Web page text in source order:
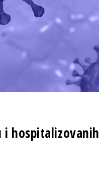
i hospitalizovanih